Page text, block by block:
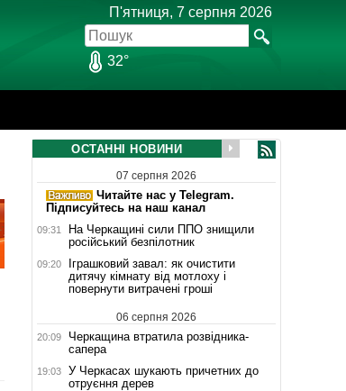
П'ятниця, 7 серпня 2026
32°
ОСТАННІ НОВИНИ
07 серпня 2026
Читайте нас у Telegram.
Підписуйтесь на наш канал
09:31
На Черкащині сили ППО знищили
російський безпілотник
09:20
Іграшковий завал: як очистити
дитячу кімнату від мотлоху і
повернути витрачені гроші
06 серпня 2026
20:09
Черкащина втратила розвідника-
сапера
19:03
У Черкасах шукають причетних до
отруєння дерев